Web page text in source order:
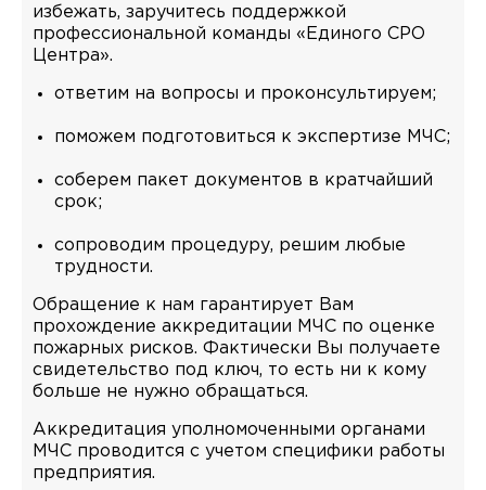
избежать, заручитесь поддержкой
профессиональной команды «Единого СРО
Центра».
ответим на вопросы и проконсультируем;
поможем подготовиться к экспертизе МЧС;
соберем пакет документов в кратчайший
срок;
сопроводим процедуру, решим любые
трудности.
Обращение к нам гарантирует Вам
прохождение аккредитации МЧС по оценке
пожарных рисков. Фактически Вы получаете
свидетельство под ключ, то есть ни к кому
больше не нужно обращаться.
Аккредитация уполномоченными органами
МЧС проводится с учетом специфики работы
предприятия.